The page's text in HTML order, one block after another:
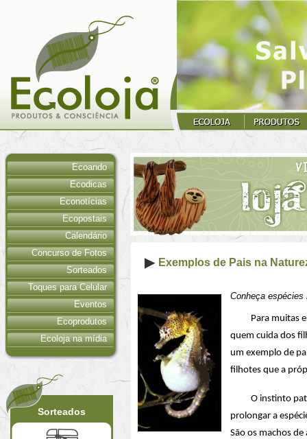
Ecoando
Ecodicas
Econotícias
Ecopostais
Calendário
Concurso de Fotos
Sorteados
Toques para Celular
Eventos
Ecoprodutos
Ecoloja na mídia
Sorteados
Exemplos de Pais na
Conheça espécies
Para muitas
quem cuida dos
um exemplo de
filhotes que a
O instinto
prolongar a
São os machos